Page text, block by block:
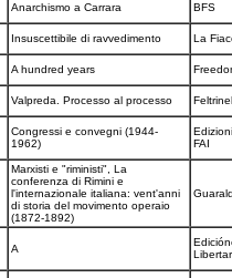
Anarchismo a Carrara BFS
Insuscettibile di ravvedimento La
A hundred years
Valpreda. Processo al processo
Congressi e convegni (1944-
1962)
FAI
Marxisti e "riministi", La
conferenza di Rimini e
l'internazionale italiana: vent'anni
di storia del movimento operaio
(1872-1892)
A